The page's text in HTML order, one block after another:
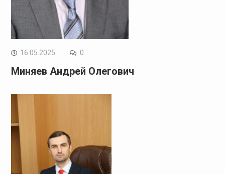
16.05.2025 0
Миняев Андрей Олегович